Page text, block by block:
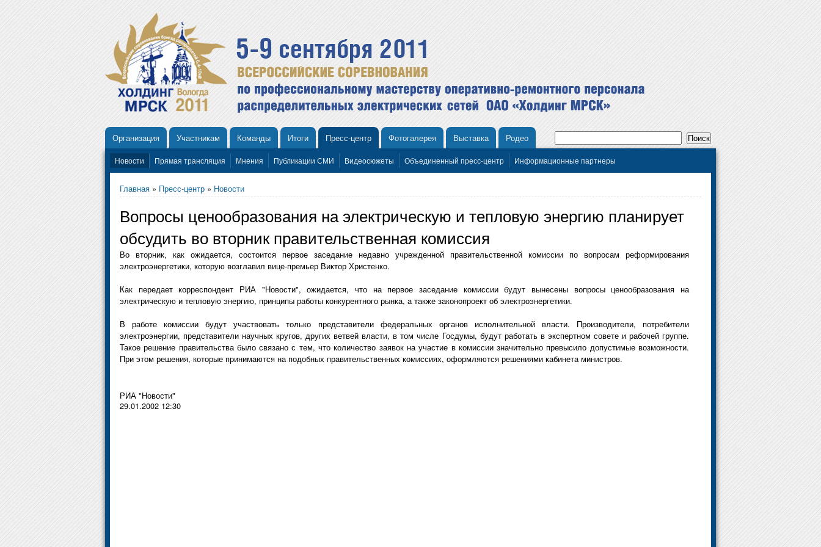
Организация Участникам Команды Итоги Пресс-центр Фотогалерея Выставка Родео
Новости Прямая трансляция Мнения Публикации СМИ Видеосюжеты Объединенный пресс-центр Информационные партнеры
Главная » Пресс-центр » Новости
Вопросы ценообразования на электрическую и тепловую энергию планирует
обсудить во вторник правительственная комиссия
Во вторник, как ожидается, состоится первое заседание недавно учрежденной правительственной комиссии по вопросам реформирования
электроэнергетики, которую возглавил вице-премьер Виктор Христенко.
Как передает корреспондент РИА "Новости", ожидается, что на первое заседание комиссии будут вынесены вопросы ценообразования на
электрическую и тепловую энергию, принципы работы конкурентного рынка, а также законопроект об электроэнергетики.
В работе комиссии будут участвовать только представители федеральных органов исполнительной власти. Производители, потребители
электроэнергии, представители научных кругов, других ветвей власти, в том числе Госдумы, будут работать в экспертном совете и рабочей группе.
Такое решение правительства было связано с тем, что количество заявок на участие в комиссии значительно превысило допустимые возможности.
При этом решения, которые принимаются на подобных правительственных комиссиях, оформляются решениями кабинета министров.
РИА "Новости"
29.01.2002 12:30